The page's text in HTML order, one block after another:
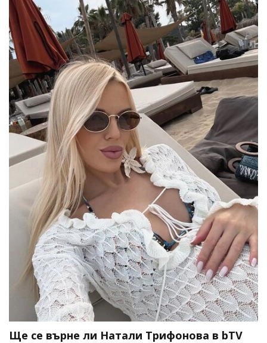
Ще се върне ли Натали Трифонова в bTV